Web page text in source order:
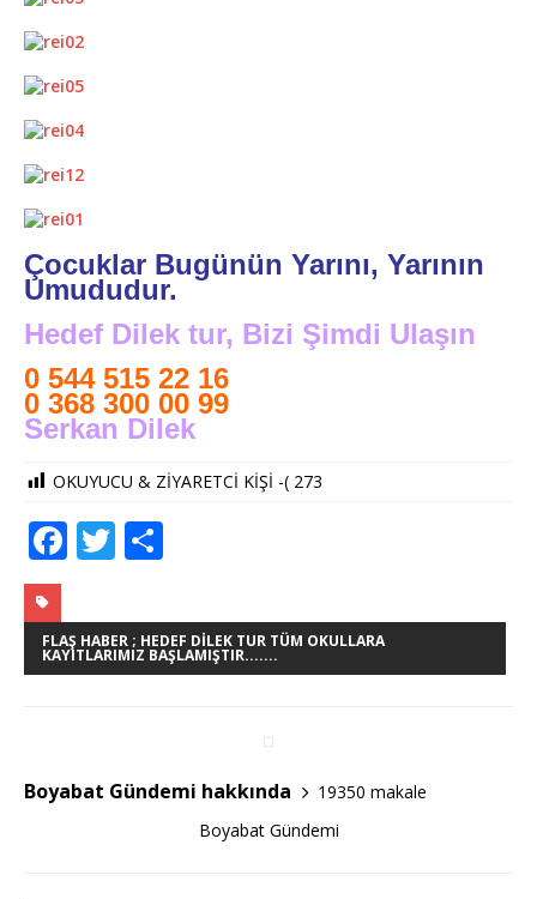
Çocuklar Bugünün Yarını, Yarının
Umududur.
Hedef Dilek tur, Bizi Şimdi Ulaşın
0 544 515 22 16
0 368 300 00 99
Serkan Dilek
OKUYUCU & ZİYARETCİ KİŞİ -( 273
F
c
e
o
k
T
it
te
ar
e
FLAŞ HABER ; HEDEF DILEK TUR TÜM OKULLARA
KAYITLARIMIZ BAŞLAMIŞTIR.......
Boyabat Gündemi hakkında
19350 makale
Boyabat Gündemi